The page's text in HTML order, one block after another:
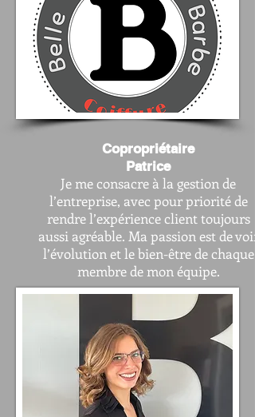
Copropriétaire
Patrice
Je me consacre à la gestion de
l’entreprise, avec pour priorité de
rendre l’expérience client toujours
aussi agréable. Ma passion est de voir
l’évolution et le bien-être de chaque
membre de mon équipe.